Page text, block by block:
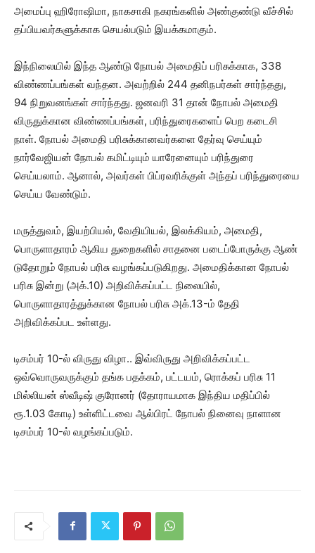
அமைப்பு ஹிரோஷிமா, நாகசாகி நகரங்களில் அண்குண்டு வீச்சில்
தப்பியவர்களுக்காக செயல்படும் இயக்கமாகும்.
இந்நிலையில் இந்த ஆண்டு நோபல் அமைதிப் பரிசுக்காக, 338
விண்ணப்பங்கள் வந்தன. அவற்றில் 244 தனிநபர்கள் சார்ந்தது,
94 நிறுவனங்கள் சார்ந்தது. ஜனவரி 31 தான் நோபல் அமைதி
விருதுக்கான விண்ணப்பங்கள், பரிந்துரைகளைப் பெற கடைசி
நாள். நோபல் அமைதி பரிசுக்கானவர்களை தேர்வு செய்யும்
நார்வேஜியன் நோபல் கமிட்டியும் யாரேனையும் பரிந்துரை
செய்யலாம். ஆனால், அவர்கள் பிப்ரவரிக்குள் அந்தப் பரிந்துரையை
செய்ய வேண்டும்.
மருத்​து​வம், இயற்​பியல், வேதி​யியல், இலக்​கி​யம், அமை​தி,
பொருளா​தா​ரம் ஆகிய துறை​களில் சாதனை படைப்​போருக்கு ஆண்​
டு​தோறும் நோபல் பரிசு வழங்​கப்​படு​கிறது. அமைதிக்கான நோபல்
பரிசு இன்று (அக்.10) அறிவிக்கப்பட்ட நிலையில்,
பொருளாதாரத்துக்கான நோபல் பரிசு அக்.13-ம் தேதி
அறிவிக்கப்பட உள்ளது.
டிசம்பர் 10-ல் விருது விழா.. இவ்விருது அறிவிக்கப்பட்ட
ஒவ்வொருவருக்கும் தங்க பதக்கம், பட்டயம், ரொக்கப் பரிசு 11
மில்லியன் ஸ்வீடிஷ் குரோனர் (தோராயமாக இந்திய மதிப்பில்
ரூ.1.03 கோடி) உள்ளிட்டவை ஆல்பிரட் நோபல் நினைவு நாளான
டிசம்பர் 10-ல் வழங்கப்படும்.